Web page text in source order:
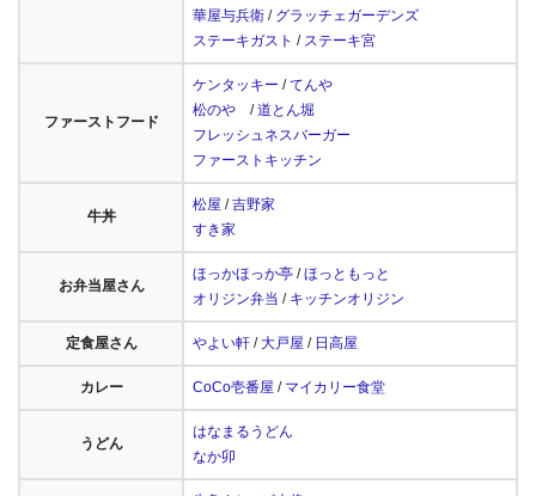
華屋与兵衛 / グラッチェガーデンズ
ステーキガスト / ステーキ宮
ファーストフード
ケンタッキー /てんや
松のや /道とん堀
フレッシュネスバーガー
ファーストキッチン
牛丼
松屋 /吉野家
すき家
お弁当屋さん
ほっかほっか亭 /ほっともっと
オリジン弁当 / キッチンオリジン
定食屋さん やよい軒 /大戸屋 / 日高屋
カレー CoCo壱番屋 / マイカリー食堂
うどん
はなまるうどん
なか卯